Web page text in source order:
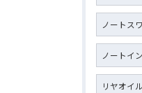
ノートス
ノートイ
リヤオイ